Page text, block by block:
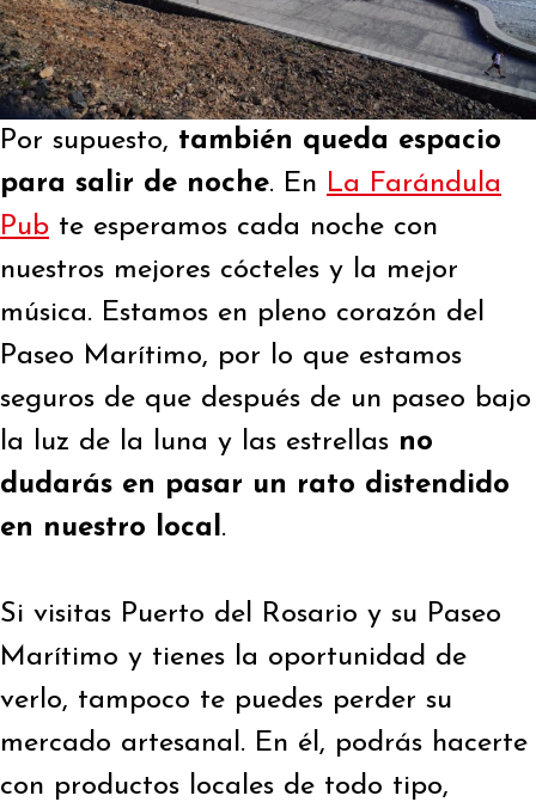
Por supuesto, también queda espacio
para salir de noche. En La Farándula
Pub te esperamos cada noche con
nuestros mejores cócteles y la mejor
música. Estamos en pleno corazón del
Paseo Marítimo, por lo que estamos
seguros de que después de un paseo bajo
la luz de la luna y las estrellas no
dudarás en pasar un rato distendido
en nuestro local .
Si visitas Puerto del Rosario y su Paseo
Marítimo y tienes la oportunidad de
verlo, tampoco te puedes perder su
mercado artesanal. En él, podrás hacerte
con productos locales de todo tipo,